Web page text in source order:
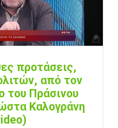
προτάσεις,
από τον
του Πράσινου
Καλογράνη